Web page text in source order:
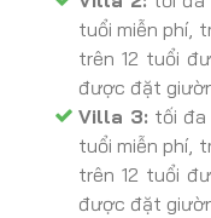
tuổi miễn phí,
trên 12 tuổi
được đặt
Villa 3: tối đa
tuổi miễn phí,
trên 12 tuổi
được đặt